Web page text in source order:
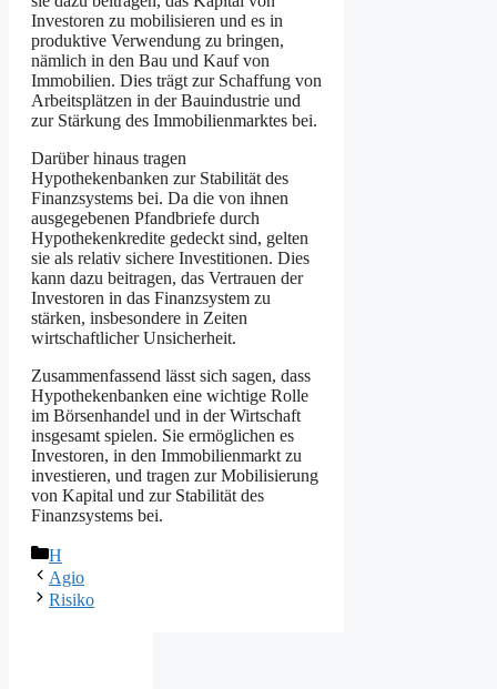
Investoren zu mobilisieren und es in
produktive Verwendung zu bringen,
nämlich in den Bau und Kauf von
Immobilien. Dies trägt zur Schaffung von
Arbeitsplätzen in der Bauindustrie und
zur Stärkung des Immobilienmarktes bei.
Darüber hinaus tragen
Hypothekenbanken zur Stabilität des
Finanzsystems bei. Da die von ihnen
ausgegebenen Pfandbriefe durch
Hypothekenkredite gedeckt sind, gelten
sie als relativ sichere Investitionen. Dies
kann dazu beitragen, das Vertrauen der
Investoren in das Finanzsystem zu
stärken, insbesondere in Zeiten
wirtschaftlicher Unsicherheit.
Zusammenfassend lässt sich sagen, dass
Hypothekenbanken eine wichtige Rolle
im Börsenhandel und in der Wirtschaft
insgesamt spielen. Sie ermöglichen es
Investoren, in den Immobilienmarkt zu
investieren, und tragen zur Mobilisierung
von Kapital und zur Stabilität des
Finanzsystems bei.
Kategorien
H
Agio
Risiko